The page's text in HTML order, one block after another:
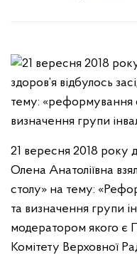
21 вересня 2018
Олена Анатоліївна
столу» на тему:
та визначення групи
модератором якого є
Комітету Верховної